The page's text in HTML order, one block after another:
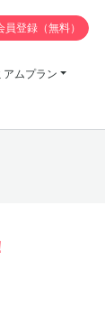
アムプラン
員登録（無料）